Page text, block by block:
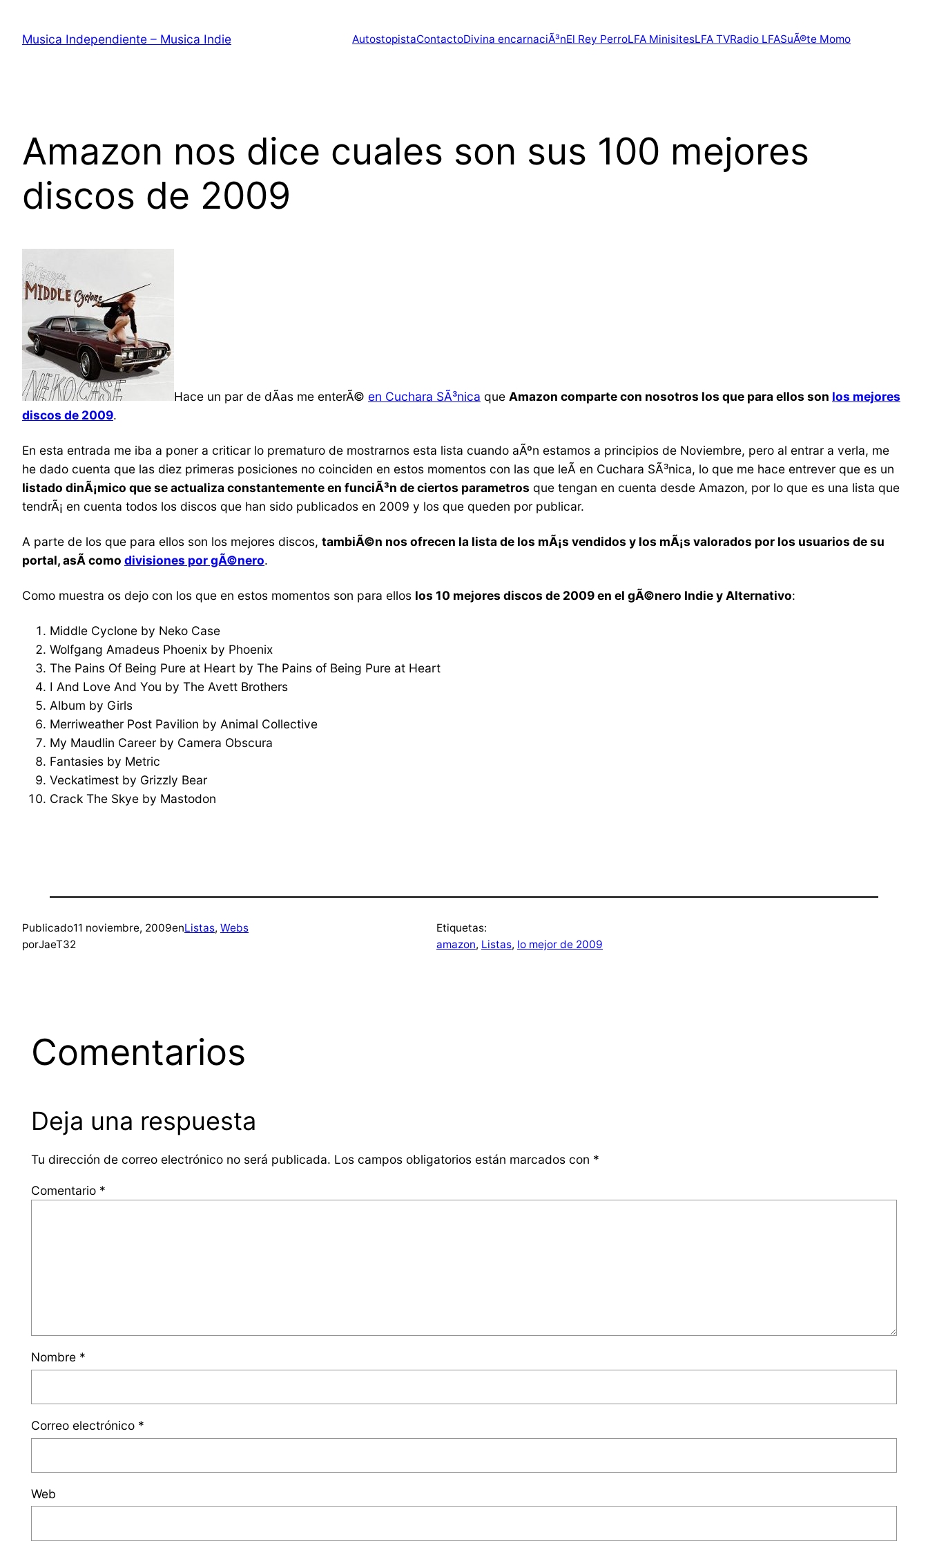
contenido
Musica Independiente – Musica Indie AutostopistaContactoDivina encarnaciÃ³nEl Rey PerroLFA MinisitesLFA TVRadio LFASuÃ®te Momo
Amazon nos dice cuales son sus 100 mejores
discos de 2009
Hace un par de dÃ­as me enterÃ© en Cuchara SÃ³nica que Amazon comparte con nosotros los que para ellos son los mejores
discos de 2009.
En esta entrada me iba a poner a criticar lo prematuro de mostrarnos esta lista cuando aÃºn estamos a principios de Noviembre, pero al entrar a verla, me
he dado cuenta que las diez primeras posiciones no coinciden en estos momentos con las que leÃ­ en Cuchara SÃ³nica, lo que me hace entrever que es un
listado dinÃ¡mico que se actualiza constantemente en funciÃ³n de ciertos parametros que tengan en cuenta desde Amazon, por lo que es una lista que
tendrÃ¡ en cuenta todos los discos que han sido publicados en 2009 y los que queden por publicar.
A parte de los que para ellos son los mejores discos, tambiÃ©n nos ofrecen la lista de los mÃ¡s vendidos y los mÃ¡s valorados por los usuarios de su
portal, asÃ­ como divisiones por gÃ©nero.
Como muestra os dejo con los que en estos momentos son para ellos los 10 mejores discos de 2009 en el gÃ©nero Indie y Alternativo:
Middle Cyclone by Neko Case
Wolfgang Amadeus Phoenix by Phoenix
The Pains Of Being Pure at Heart by The Pains of Being Pure at Heart
I And Love And You by The Avett Brothers
Album by Girls
Merriweather Post Pavilion by Animal Collective
My Maudlin Career by Camera Obscura
Fantasies by Metric
Veckatimest by Grizzly Bear
Crack The Skye by Mastodon
Publicado11 noviembre, 2009enListas, Webs
porJaeT32
Etiquetas:
amazon, Listas, lo mejor de 2009
Comentarios
Deja una respuesta
Tu dirección de correo electrónico no será publicada. Los campos obligatorios están marcados con *
Comentario *
Nombre *
Correo electrónico *
Web